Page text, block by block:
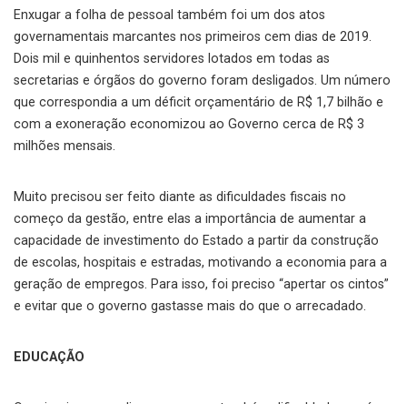
Enxugar a folha de pessoal também foi um dos atos
governamentais marcantes nos primeiros cem dias de 2019.
Dois mil e quinhentos servidores lotados em todas as
secretarias e órgãos do governo foram desligados. Um número
que correspondia a um déficit orçamentário de R$ 1,7 bilhão e
com a exoneração economizou ao Governo cerca de R$ 3
milhões mensais.
Muito precisou ser feito diante as dificuldades fiscais no
começo da gestão, entre elas a importância de aumentar a
capacidade de investimento do Estado a partir da construção
de escolas, hospitais e estradas, motivando a economia para a
geração de empregos. Para isso, foi preciso “apertar os cintos”
e evitar que o governo gastasse mais do que o arrecadado.
EDUCAÇÃO